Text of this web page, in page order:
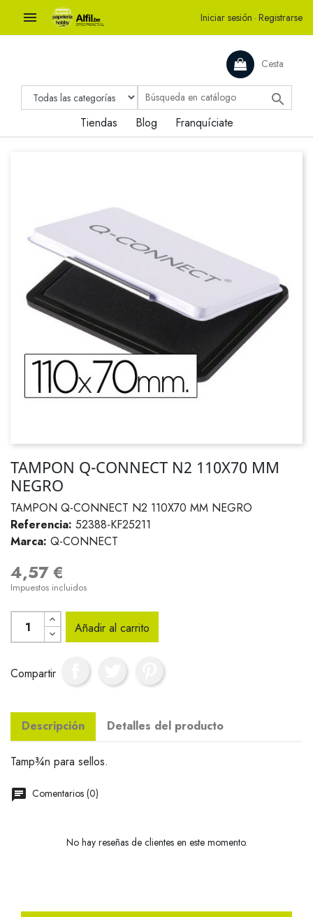
 Iniciar sesión · Registrarse
Cesta

Tiendas Blog Franquíciate
TAMPON Q-CONNECT N2 110X70 MM
NEGRO
TAMPON Q-CONNECT N2 110X70 MM NEGRO
Referencia: 52388-KF25211
Marca: Q-CONNECT
4,57 €
Impuestos incluidos
Añadir al carrito
Compartir
Descripción Detalles del producto
Tamp¾n para sellos.
Comentarios (0)
No hay reseñas de clientes en este momento.